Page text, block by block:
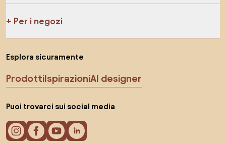
Per i negozi
Esplora sicuramente
ProdottiIspirazioniAI designer
Puoi trovarci sui social media